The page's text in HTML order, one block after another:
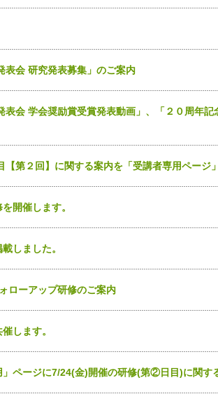
表会 研究発表募集」のご案内
会 学会奨励賞受賞発表動画」、「２０周年
第２回】に関する案内を「受講者専用ページ
開催します。
しました。
ローアップ研修のご案内
します。
ページに7/24(金)開催の研修(第②日目)に関す